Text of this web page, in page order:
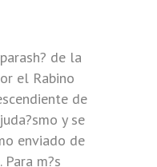
de la
el Rabino
de
y se
enviado de
Para m?s